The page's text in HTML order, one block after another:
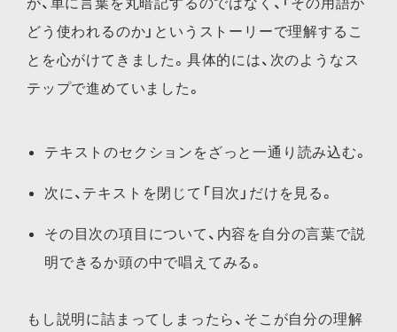
どう使われるのか」というストーリーで理解するこ
とを心がけてきました。具体的には、次のようなス
テップで進めていました。
テキストのセクションをざっと一通り読み込む。
次に、テキストを閉じて「目次」だけを見る。
その目次の項目について、内容を自分の言葉で説
明できるか頭の中で唱えてみる。
もし説明に詰まってしまったら、そこが自分の理解